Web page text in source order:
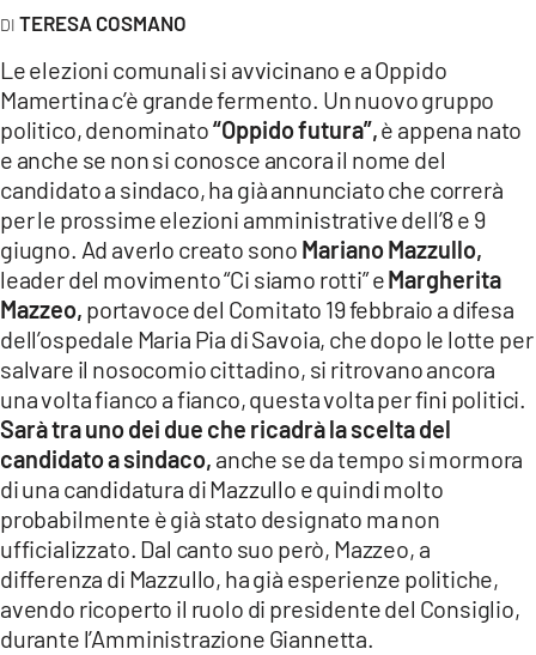
LaC
Network
LACPLAY.IT
LACTV.IT
LACONAIR.IT
LACITYMAG.IT
ILREGGINO.IT
COSENZACHANNEL.IT
ILVIBONESE.IT
CATANZAROCHANNEL.IT
LACAPITALENEWS.IT
App
ANDROID
TERESA COSMANO
Le elezioni comunali si avvicinano e a Oppido
Mamertina c’è grande fermento. Un nuovo gruppo
politico, denominato“Oppido futura”,è appena nato
e anche se non si conosce ancora il nome del
candidato a sindaco, ha già annunciato che correrà
per le prossime elezioni amministrative dell’8 e 9
giugno. Ad averlo creato sono Mariano Mazzullo,
leader del movimento “Ci siamo rotti” eMargherita
Mazzeo, portavoce del Comitato 19 febbraio a difesa
dell’ospedale Maria Pia di Savoia, che dopo le lotte per
salvare il nosocomio cittadino, si ritrovano ancora
una volta fianco a fianco, questa volta per fini politici.
Sarà tra uno dei due che ricadrà la scelta del
candidato a sindaco, anche se da tempo si mormora
di una candidatura di Mazzullo e quindi molto
probabilmente è già stato designato ma non
ufficializzato. Dal canto suo però, Mazzeo, a
differenza di Mazzullo, ha già esperienze politiche,
avendo ricoperto il ruolo di presidente del Consiglio,
durante l’Amministrazione Giannetta.